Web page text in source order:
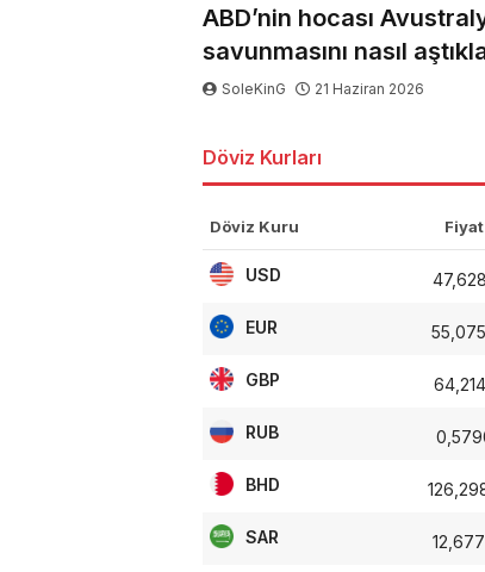
ABD’nin hocası
savunmasını nasıl
SoleKinG 21 Haziran 2026
Döviz Kurları
Döviz Kuru Fiyat
USD
EUR
GBP
RUB
BHD
SAR